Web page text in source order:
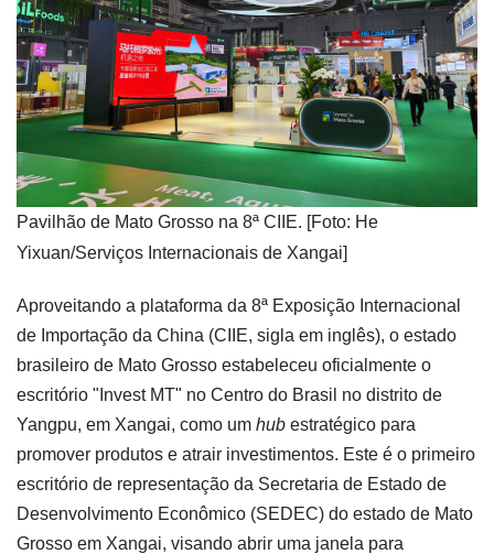
​Pavilhão de Mato Grosso na 8ª CIIE. [Foto: He
Yixuan/Serviços Internacionais de Xangai]
Aproveitando a plataforma da 8ª Exposição Internacional
de Importação da China (CIIE, sigla em inglês), o estado
brasileiro de Mato Grosso estabeleceu oficialmente o
escritório "Invest MT" no Centro do Brasil no distrito de
Yangpu, em Xangai, como um hub estratégico para
promover produtos e atrair investimentos. Este é o primeiro
escritório de representação da Secretaria de Estado de
Desenvolvimento Econômico (SEDEC) do estado de Mato
Grosso em Xangai, visando abrir uma janela para